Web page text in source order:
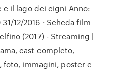
il lago dei cigni Anno:
12/2016 · Scheda film
(2017) - Streaming |
cast completo,
immagini, poster e